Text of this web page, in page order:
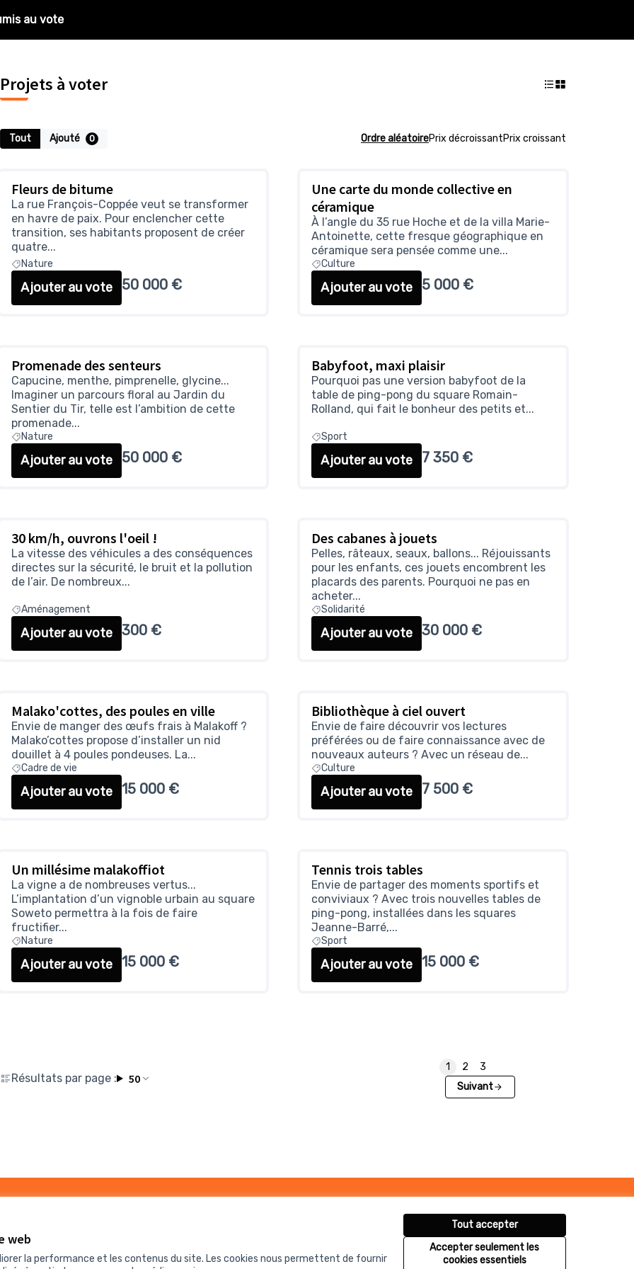
web
la performance et les contenus du site. Les cookies nous permettent de fournir
Tout accepter
Accepter seulement les
cookies essentiels
au vote
Projets à voter
Tout Ajouté 0 Ordre aléatoirePrix décroissantPrix croissant
Fleurs de bitume
La rue François-Coppée veut se transformer
en havre de paix. Pour enclencher cette
transition, ses habitants proposent de créer
quatre...
Nature
Ajouter au vote 50 000 €
Une carte du monde collective en
céramique
À l’angle du 35 rue Hoche et de la villa Marie-
Antoinette, cette fresque géographique en
céramique sera pensée comme une...
Culture
Ajouter au vote 5 000 €
Promenade des senteurs
Capucine, menthe, pimprenelle, glycine...
Imaginer un parcours floral au Jardin du
Sentier du Tir, telle est l’ambition de cette
promenade...
Nature
Ajouter au vote 50 000 €
Babyfoot, maxi plaisir
Pourquoi pas une version babyfoot de la
table de ping-pong du square Romain-
Rolland, qui fait le bonheur des petits et...
Sport
Ajouter au vote 7 350 €
30 km/h, ouvrons l'oeil !
La vitesse des véhicules a des conséquences
directes sur la sécurité, le bruit et la pollution
de l’air. De nombreux...
Aménagement
Ajouter au vote 300 €
Des cabanes à jouets
Pelles, râteaux, seaux, ballons... Réjouissants
pour les enfants, ces jouets encombrent les
placards des parents. Pourquoi ne pas en
acheter...
Solidarité
Ajouter au vote 30 000 €
Malako'cottes, des poules en ville
Envie de manger des œufs frais à Malakoff ?
Malako’cottes propose d’installer un nid
douillet à 4 poules pondeuses. La...
Cadre de vie
Ajouter au vote 15 000 €
Bibliothèque à ciel ouvert
Envie de faire découvrir vos lectures
préférées ou de faire connaissance avec de
nouveaux auteurs ? Avec un réseau de...
Culture
Ajouter au vote 7 500 €
Un millésime malakoffiot
La vigne a de nombreuses vertus...
L’implantation d’un vignoble urbain au square
Soweto permettra à la fois de faire
fructifier...
Nature
Ajouter au vote 15 000 €
Tennis trois tables
Envie de partager des moments sportifs et
conviviaux ? Avec trois nouvelles tables de
ping-pong, installées dans les squares
Jeanne-Barré,...
Sport
Ajouter au vote 15 000 €
Résultats par page : 50
1 2
3
Suivant